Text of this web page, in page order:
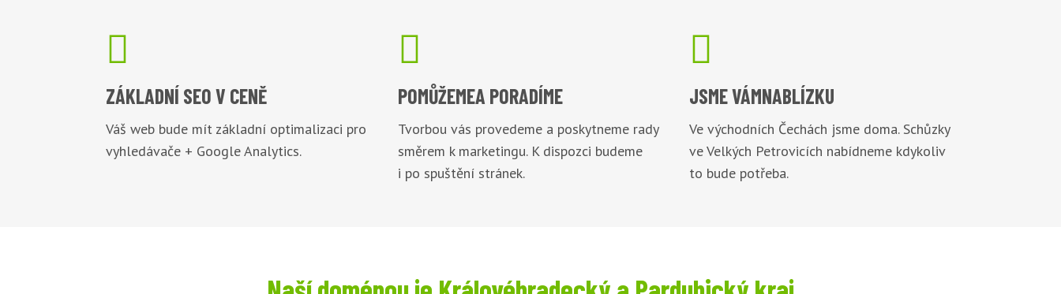

ZÁKLADNÍ SEO V CENĚ
Váš web bude mít základní optimalizaci pro
vyhledávače + Google Analytics.

POMŮŽEMEA PORADÍME
Tvorbou vás provedeme a poskytneme rady
směrem k marketingu. K dispozci budeme
i po spuštění stránek.

JSME VÁMNABLÍZKU
Ve východních Čechách jsme doma. Schůzky
ve Velkých Petrovicích nabídneme kdykoliv
to bude potřeba.